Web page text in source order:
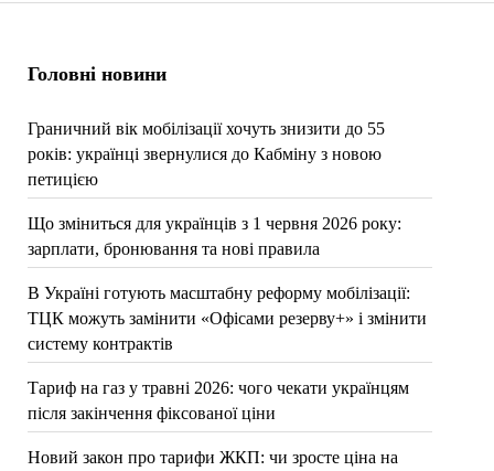
Головні новини
Граничний вік мобілізації хочуть знизити до 55
років: українці звернулися до Кабміну з новою
петицією
Що зміниться для українців з 1 червня 2026 року:
зарплати, бронювання та нові правила
В Україні готують масштабну реформу мобілізації:
ТЦК можуть замінити «Офісами резерву+» і змінити
систему контрактів
Тариф на газ у травні 2026: чого чекати українцям
після закінчення фіксованої ціни
Новий закон про тарифи ЖКП: чи зросте ціна на